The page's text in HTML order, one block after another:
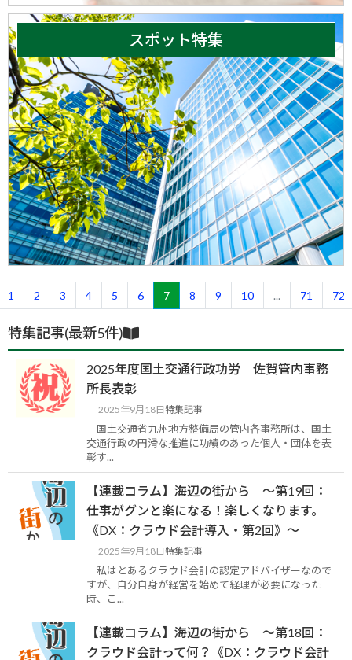
スポット特集
1 2 3 4 5 6 7 8 9 10 ... 71 72
特集記事(最新5件)
2025年度国土交通行政功労 佐賀管内事務
所長表彰
2025年9月18日特集記事
国土交通省九州地方整備局の管内各事務所は、国土
交通行政の円滑な推進に功績のあった個人・団体を表
彰す...
【連載コラム】海辺の街から ～第19回：
仕事がグンと楽になる！楽しくなります。
《DX：クラウド会計導入・第2回》～
2025年9月18日特集記事
私はとあるクラウド会計の認定アドバイザーなので
すが、自分自身が経営を始めて経理が必要になった
時、こ...
【連載コラム】海辺の街から ～第18回：
クラウド会計って何？《DX：クラウド会計